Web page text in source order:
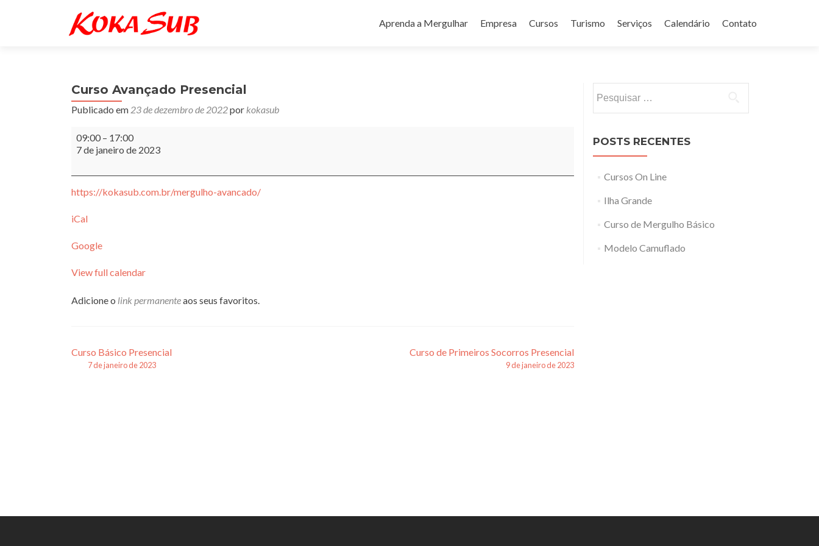
para
Aprenda a Mergulhar Empresa Cursos Turismo Serviços Calendário Contato
Curso Avançado Presencial
Publicado em 23 de dezembro de 2022por kokasub
Curso
Avançado
Presencial
09:00 – 17:00
7 de janeiro de 2023
https://kokasub.com.br/mergulho-avancado/
iCal
Google
View full calendar
Adicione o link permanenteaos seus favoritos.
Navegação
Curso Básico Presencial
7 de janeiro de 2023
Curso de Primeiros Socorros Presencial
9 de janeiro de 2023
por:
POSTS RECENTES
Cursos On Line
Ilha Grande
Curso de Mergulho Básico
Modelo Camuflado